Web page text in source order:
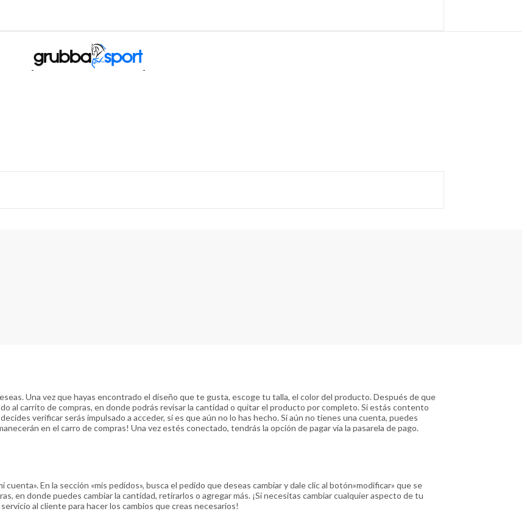
Una vez que hayas encontrado el diseño que te gusta, escoge tu talla, el color del producto. Después de que
al carrito de compras, en donde podrás revisar la cantidad o quitar el producto por completo. Si estás contento
verificar serás impulsado a acceder, si es que aún no lo has hecho. Si aún no tienes una cuenta, puedes
en el carro de compras! Una vez estés conectado, tendrás la opción de pagar vía la pasarela de pago.
En la sección «mis pedidos», busca el pedido que deseas cambiar y dale clic al botón»modificar» que se
en donde puedes cambiar la cantidad, retirarlos o agregar más. ¡Si necesitas cambiar cualquier aspecto de tu
al cliente para hacer los cambios que creas necesarios!